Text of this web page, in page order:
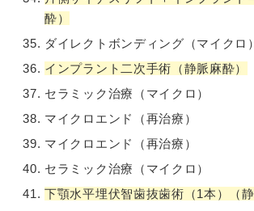
酔）
ダイレクトボンディング（マイクロ）
インプラント二次手術（静脈麻酔）
セラミック治療（マイクロ）
マイクロエンド（再治療）
マイクロエンド（再治療）
セラミック治療（マイクロ）
下顎水平埋伏智歯抜歯術（1本）（静